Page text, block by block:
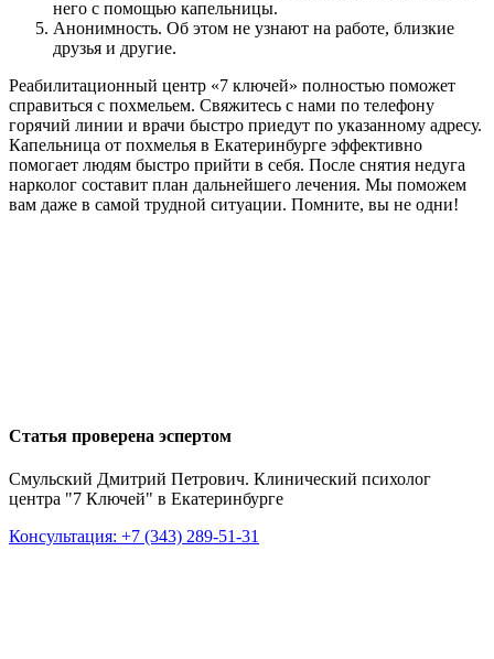
него с помощью капельницы.
Анонимность. Об этом не узнают на работе, близкие
друзья и другие.
Реабилитационный центр «7 ключей» полностью поможет
справиться с похмельем. Свяжитесь с нами по телефону
горячий линии и врачи быстро приедут по указанному адресу.
Капельница от похмелья в Екатеринбурге эффективно
помогает людям быстро прийти в себя. После снятия недуга
нарколог составит план дальнейшего лечения. Мы поможем
вам даже в самой трудной ситуации. Помните, вы не одни!
Статья проверена эспертом
Смульский Дмитрий Петрович. Клинический психолог
центра "7 Ключей" в Екатеринбурге
Консультация: +7 (343) 289-51-31